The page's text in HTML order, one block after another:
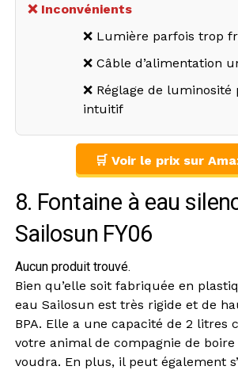
❌ Inconvénients
❌ Lumière parfois trop
❌ Câble d’alimentation
❌ Réglage de
intuitif
🛒 Voir le prix sur
8. Fontaine à eau
Sailosun FY06
Aucun produit trouvé.
Bien qu’elle soit fabriquée en
eau Sailosun est très rigide et de
BPA. Elle a une capacité de 2 litres
votre animal de compagnie de boire
voudra. En plus, il peut également